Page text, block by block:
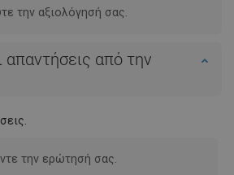
την αξιολόγησή σας.
απαντήσεις από την
την ερώτησή σας.